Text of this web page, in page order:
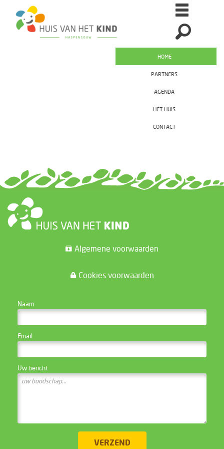
HOME
PARTNERS
AGENDA
HET HUIS
CONTACT
Algemene voorwaarden
Cookies voorwaarden
Naam
Email
Uw bericht
VERZEND